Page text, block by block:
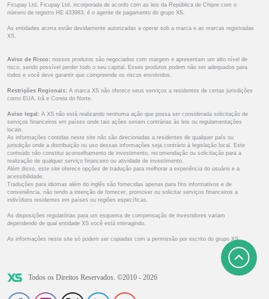
Ficupay Ltd, Ficupay Ltd, incorporada de acordo com as leis da República de Chipre com o
número de registro HE 433983, é o agente de pagamento do grupo XS.
As entidades acima estão devidamente autorizadas a operar sob a marca e as marcas registradas
XS.
Aviso de Risco: nossos produtos são negociados com margem e apresentam um alto nível de
risco, sendo possível perder todo o seu capital. Esses produtos podem não ser adequados para
todos e você deve garantir que compreende os riscos envolvidos.
Restrições Regionais: A marca XS não oferece seus serviços a residentes de certas jurisdições
como EUA, Irã e Coreia do Norte.
Aviso legal: A XS não está realizando nenhuma ação que possa ser considerada solicitação de
serviços financeiros em países onde tais ações seriam contrárias às leis ou regulamentações
locais.
As informações contidas neste site não são direcionadas a residentes de qualquer país ou
jurisdição onde a distribuição ou uso dessas informações seja contrário à legislação local. Este
conteúdo não constitui aconselhamento de investimento, recomendação ou solicitação para a
realização de qualquer serviço financeiro ou atividade de investimento.
Além disso, este site oferece opções de tradução para melhorar a experiência do usuário e a
acessibilidade.
Traduções para idiomas além do inglês são fornecidas apenas para fins informativos e de
conveniência, não tendo a intenção de fornecer, promover ou solicitar serviços financeiros a
indivíduos residentes em países ou regiões específicas.
As disposições regulatórias para um esquema de compensação de investidores variam
dependendo de qual entidade XS você está interagindo.
As informações neste site só podem ser copiadas com a permissão por escrito do grupo XS.
Todos os Direitos Reservados. ©2010 - 2026